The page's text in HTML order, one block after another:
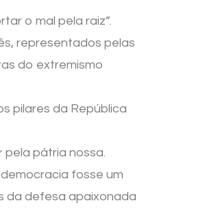
o mal pela raiz”.
representados pelas
do extremismo
pilares da República
pela pátria nossa.
fosse um
da defesa apaixonada